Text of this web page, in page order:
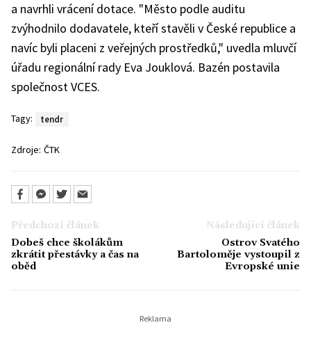
a navrhli vrácení dotace. "Město podle auditu
zvýhodnilo dodavatele, kteří stavěli v České republice a
navíc byli placeni z veřejných prostředků," uvedla mluvčí
úřadu regionální rady Eva Jouklová. Bazén postavila
společnost VCES.
Tagy: tendr
Zdroje: ČTK
Předchozí článek
Dobeš chce školákům
zkrátit přestávky a čas na
oběd
Následující článek
Ostrov Svatého
Bartoloměje vystoupil z
Evropské unie